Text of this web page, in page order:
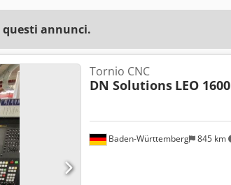
questi annunci.
Baden-Württemberg 845 km
Tornio CNC
DN Solutions LEO 1600